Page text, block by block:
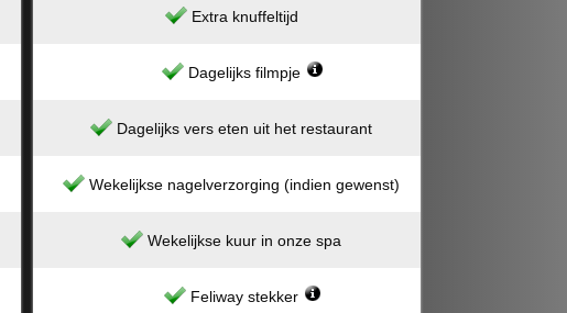
Extra knuffeltijd
Dagelijks filmpje
Dagelijks vers eten uit het restaurant
Wekelijkse nagelverzorging (indien gewenst)
Wekelijkse kuur in onze spa
Feliway stekker